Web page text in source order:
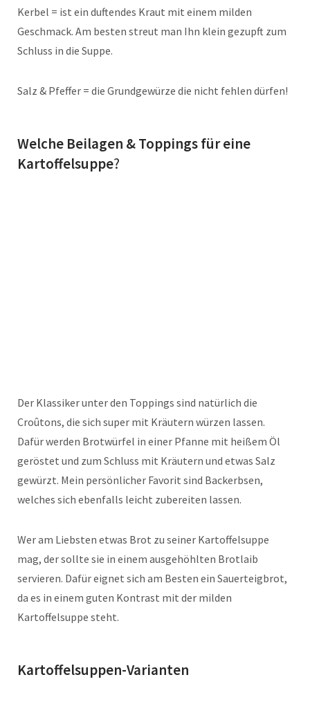
Kerbel = ist ein duftendes Kraut mit einem milden
Geschmack. Am besten streut man Ihn klein gezupft zum
Schluss in die Suppe.
Salz & Pfeffer = die Grundgewürze die nicht fehlen dürfen!
Welche Beilagen & Toppingsfür eine
Kartoffelsuppe?
Der Klassiker unter den Toppings sind natürlich die
Croûtons, die sich super mit Kräutern würzen lassen.
Dafür werden Brotwürfel in einer Pfanne mit heißem Öl
geröstet und zum Schluss mit Kräutern und etwas Salz
gewürzt. Mein persönlicher Favorit sind Backerbsen,
welches sich ebenfalls leicht zubereiten lassen.
Wer am Liebsten etwas Brot zu seiner Kartoffelsuppe
mag, der sollte sie in einem ausgehöhlten Brotlaib
servieren. Dafür eignet sich am Besten ein Sauerteigbrot,
da es in einem guten Kontrast mit der milden
Kartoffelsuppe steht.
Kartoffelsuppen-Varianten